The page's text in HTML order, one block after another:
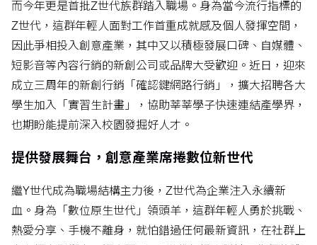
而今年更是首批Z世代族群踏入職場。身為當今流行指標的
Z世代，這群年輕人面對工作首重成就感及個人發揮空間，
因此爭相投入創意產業，其中又以積極發展口碑、自媒體、
短影音等內容行銷的新創公司或品牌大受歡迎。近日，迎來
成立三周年的新創行銷「確認鍵網路行銷」，擴大招聘各大
學生加入「實習生計畫」，協助莘莘學子快速連結產學界，
也期盼能提前深入校園發掘好人才。
提供發展舞台，創意產業席捲數位新世代
繼Y世代成為職場結構主力後，Z世代為企業注入永續新
血。身為「數位原生世代」領頭羊，這群年輕人勇於挑戰、
熱愛分享、手機不離身，就怕錯過任何最新資訊，在社群上